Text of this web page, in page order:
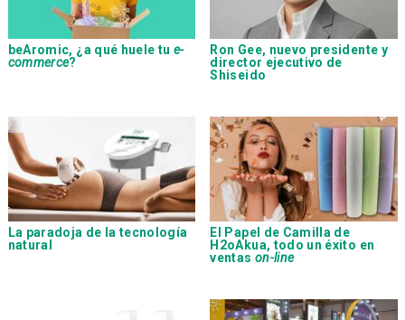
beAromic, ¿a qué huele tu e-
commerce?
Ron Gee, nuevo presidente y
director ejecutivo de
Shiseido
La paradoja de la tecnología
natural
El Papel de Camilla de
H2oAkua, todo un éxito en
ventas on-line